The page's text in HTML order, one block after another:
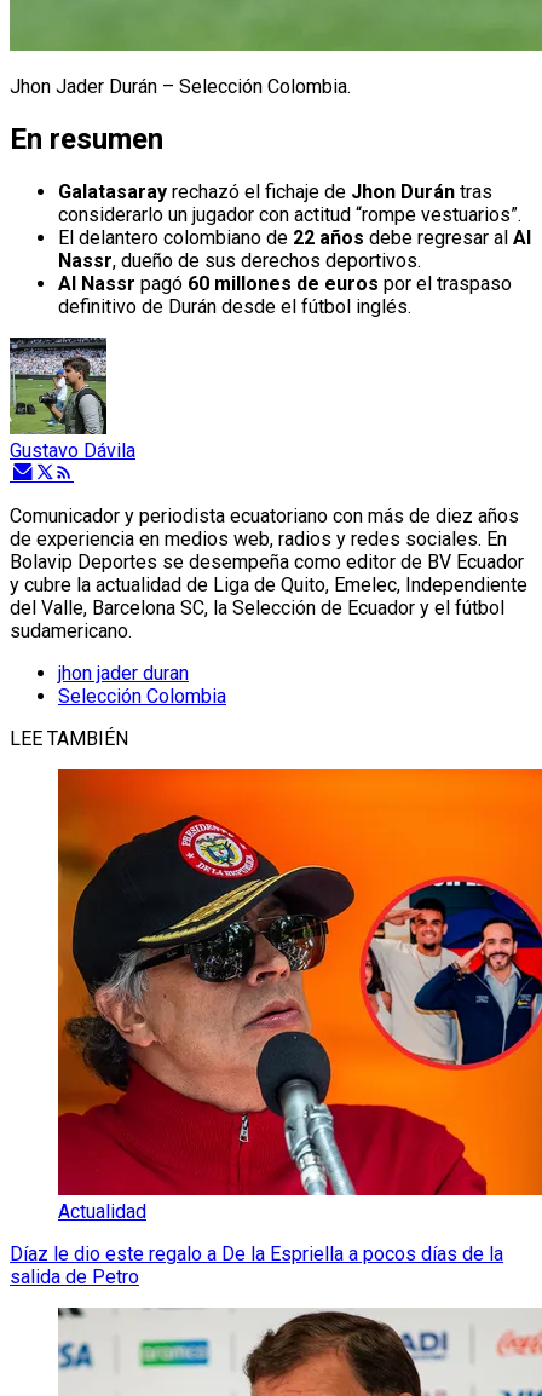
Jhon Jader Durán – Selección Colombia.
En resumen
Galatasaray rechazó el fichaje de Jhon Durán tras
considerarlo un jugador con actitud “rompe vestuarios”.
El delantero colombiano de 22 años debe regresar al Al
Nassr, dueño de sus derechos deportivos.
Al Nassr pagó 60 millones de euros por el traspaso
definitivo de Durán desde el fútbol inglés.
Gustavo Dávila
Comunicador y periodista ecuatoriano con más de diez años
de experiencia en medios web, radios y redes sociales. En
Bolavip Deportes se desempeña como editor de BV Ecuador
y cubre la actualidad de Liga de Quito, Emelec, Independiente
del Valle, Barcelona SC, la Selección de Ecuador y el fútbol
sudamericano.
jhon jader duran
Selección Colombia
LEE TAMBIÉN
Actualidad
Díaz le dio este regalo a De la Espriella a pocos días de la
salida de Petro